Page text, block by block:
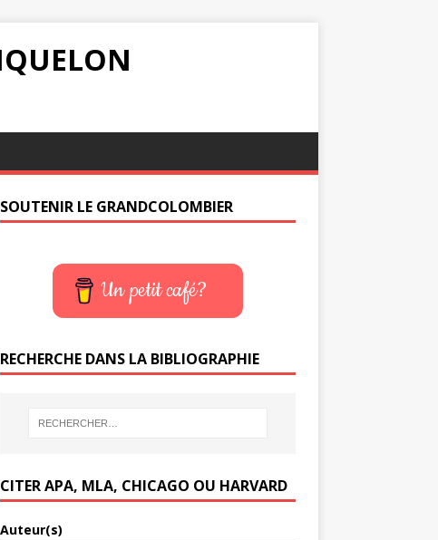
SOUTENIR LE GRANDCOLOMBIER
Un petit café?
RECHERCHE DANS LA BIBLIOGRAPHIE
CITER APA, MLA, CHICAGO OU HARVARD
Auteur(s)